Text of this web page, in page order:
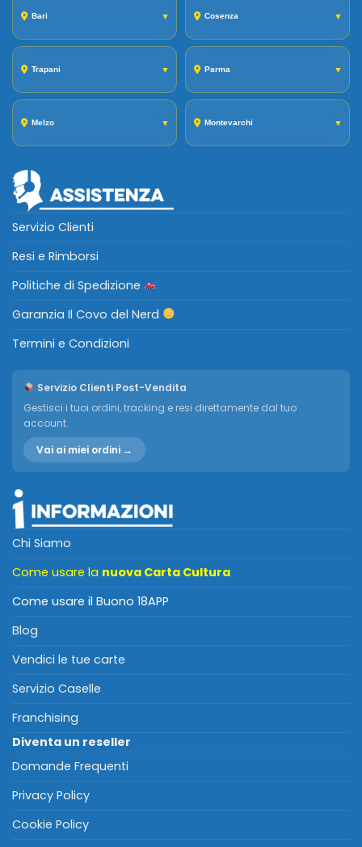
Bari ▼ Cosenza ▼
Trapani ▼ Parma ▼
Melzo ▼ Montevarchi ▼
Servizio Clienti
Resi e Rimborsi
Politiche di Spedizione
Garanzia Il Covo del Nerd
Termini e Condizioni
Servizio Clienti Post-Vendita
Gestisci i tuoi ordini, tracking e resi direttamente dal tuo
account.
Vai ai miei ordini →
Chi Siamo
Come usare la nuova Carta Cultura
Come usare il Buono 18APP
Blog
Vendici le tue carte
Servizio Caselle
Franchising
Diventa un reseller
Domande Frequenti
Privacy Policy
Cookie Policy